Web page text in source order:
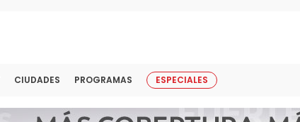
CIUDADES PROGRAMAS ESPECIALES